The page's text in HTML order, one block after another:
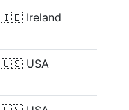
🇮🇪 Ireland
🇺🇸 USA